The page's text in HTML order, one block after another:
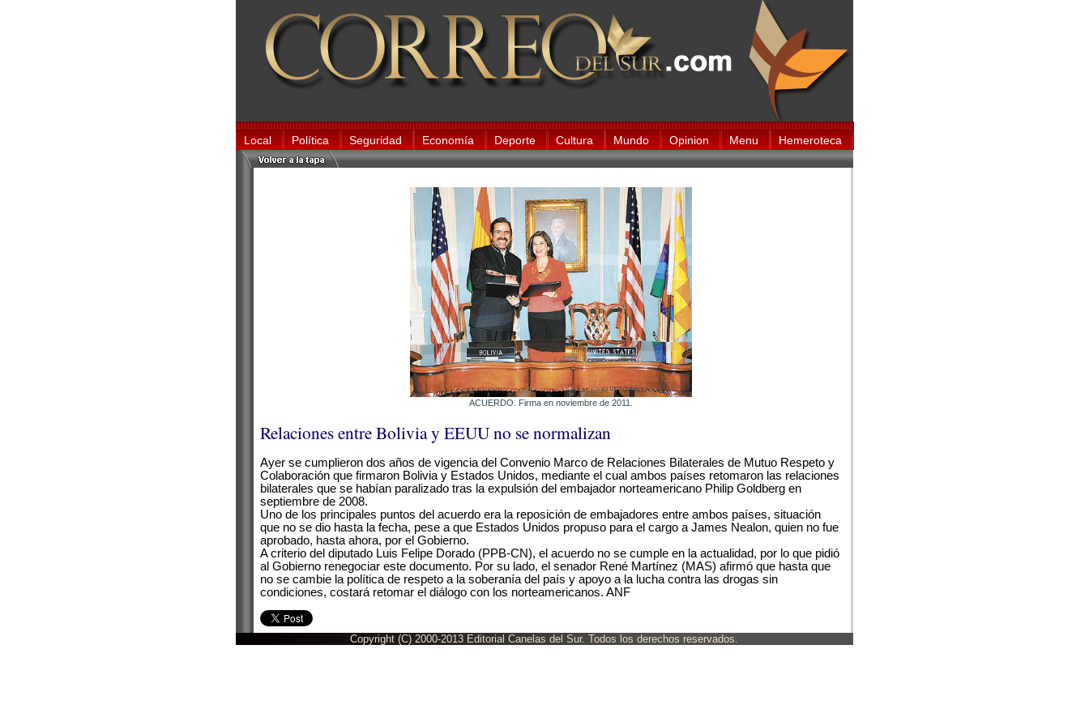
Local Política Seguridad Economía Deporte Cultura Mundo Opinion Menu Hemeroteca
ACUERDO. Firma en noviembre de 2011.
Relaciones entre Bolivia y EEUU no se normalizan
Ayer se cumplieron dos años de vigencia del Convenio Marco de Relaciones Bilaterales de Mutuo Respeto y
Colaboración que firmaron Bolivia y Estados Unidos, mediante el cual ambos países retomaron las relaciones
bilaterales que se habían paralizado tras la expulsión del embajador norteamericano Philip Goldberg en
septiembre de 2008.
Uno de los principales puntos del acuerdo era la reposición de embajadores entre ambos países, situación
que no se dio hasta la fecha, pese a que Estados Unidos propuso para el cargo a James Nealon, quien no fue
aprobado, hasta ahora, por el Gobierno.
A criterio del diputado Luis Felipe Dorado (PPB-CN), el acuerdo no se cumple en la actualidad, por lo que pidió
al Gobierno renegociar este documento. Por su lado, el senador René Martínez (MAS) afirmó que hasta que
no se cambie la política de respeto a la soberanía del país y apoyo a la lucha contra las drogas sin
condiciones, costará retomar el diálogo con los norteamericanos. ANF
Copyright (C) 2000-2013 Editorial Canelas del Sur. Todos los derechos reservados.